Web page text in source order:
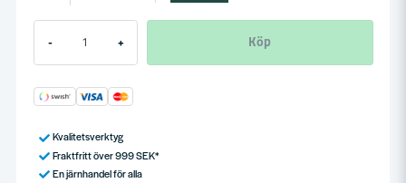
- + Köp
Kvalitetsverktyg
Fraktfritt över 999 SEK*
En järnhandel för alla